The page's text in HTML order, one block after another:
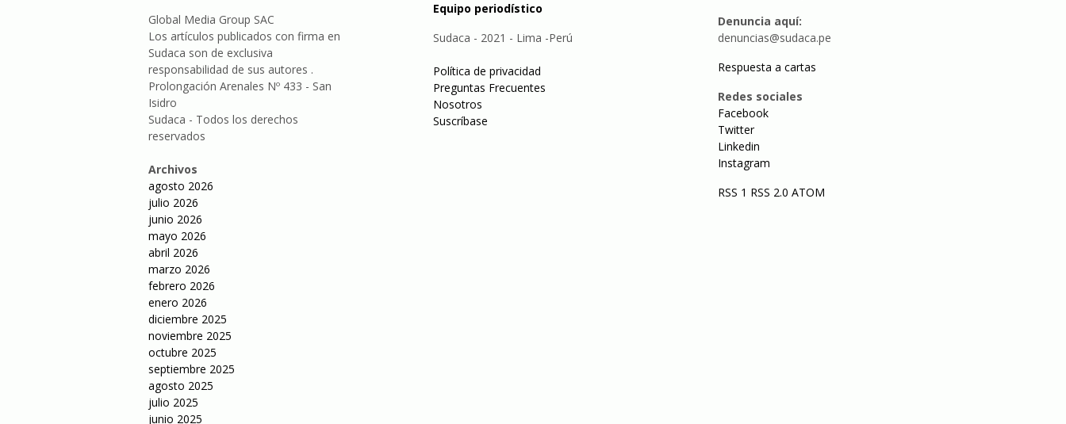
Global Media Group SAC
Los artículos publicados con firma en
Sudaca son de exclusiva
responsabilidad de sus autores .
Prolongación Arenales Nº 433 - San
Isidro
Sudaca - Todos los derechos
reservados
Archivos
agosto 2026
julio 2026
junio 2026
mayo 2026
abril 2026
marzo 2026
febrero 2026
enero 2026
diciembre 2025
noviembre 2025
octubre 2025
septiembre 2025
agosto 2025
julio 2025
junio 2025
Equipo periodístico
Sudaca - 2021 - Lima -Perú
Política de privacidad
Preguntas Frecuentes
Nosotros
Suscríbase
Denuncia aquí:
denuncias@sudaca.pe
Respuesta a cartas
Redes sociales
Facebook
Twitter
Linkedin
Instagram
RSS 1 RSS 2.0 ATOM